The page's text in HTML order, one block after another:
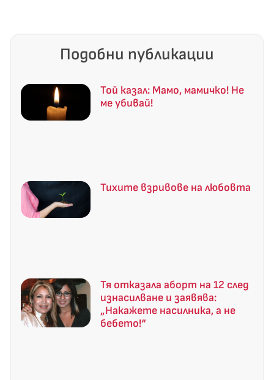
Подобни публикации
Той казал: Мамо, мамичко! Не
ме убивай!
Тихите взривове на любовта
Тя отказала аборт на 12 след
изнасилване и заявява:
„Накажете насилника, а не
бебето!“